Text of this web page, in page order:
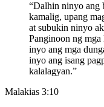
“Dalhin ninyo ang
kamalig, upang
at subukin ninyo
Panginoon ng
inyo ang mga
inyo ang isang
kalalagyan.”
Malakias 3:10